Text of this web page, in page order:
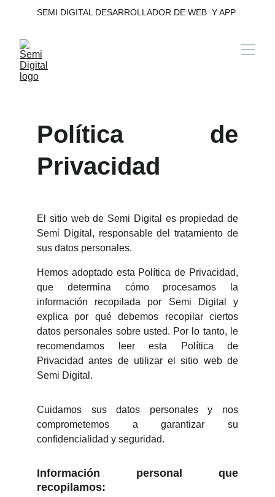
SEMI DIGITAL DESARROLLADOR DE WEB  Y APP
Política de
Privacidad
El sitio web de Semi Digital es propiedad de
Semi Digital, responsable del tratamiento de
sus datos personales.
Hemos adoptado esta Política de Privacidad,
que determina cómo procesamos la
información recopilada por Semi Digital y
explica por qué debemos recopilar ciertos
datos personales sobre usted. Por lo tanto, le
recomendamos leer esta Política de
Privacidad antes de utilizar el sitio web de
Semi Digital.
Cuidamos sus datos personales y nos
comprometemos a garantizar su
confidencialidad y seguridad.
Información personal que
recopilamos: